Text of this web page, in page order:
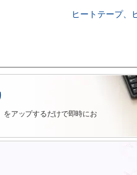
ヒートテープ、
をアップするだけで即時にお